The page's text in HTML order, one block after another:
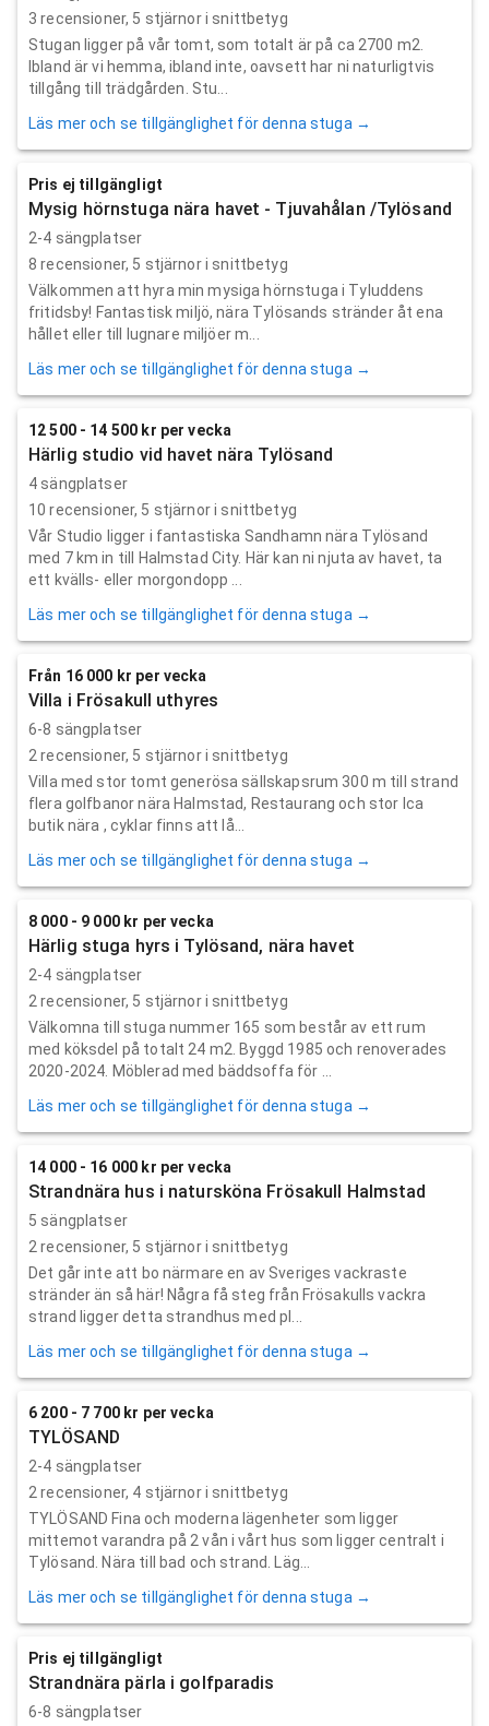
3 recensioner, 5 stjärnor i snittbetyg
Stugan ligger på vår tomt, som totalt är på ca 2700 m2.
Ibland är vi hemma, ibland inte, oavsett har ni naturligtvis
tillgång till trädgården. Stu...
Läs mer och se tillgänglighet för denna stuga →
Pris ej tillgängligt
Mysig hörnstuga nära havet - Tjuvahålan /Tylösand
2-4 sängplatser
8 recensioner, 5 stjärnor i snittbetyg
Välkommen att hyra min mysiga hörnstuga i Tyluddens
fritidsby! Fantastisk miljö, nära Tylösands stränder åt ena
hållet eller till lugnare miljöer m...
Läs mer och se tillgänglighet för denna stuga →
12 500 - 14 500 kr per vecka
Härlig studio vid havet nära Tylösand
4 sängplatser
10 recensioner, 5 stjärnor i snittbetyg
Vår Studio ligger i fantastiska Sandhamn nära Tylösand
med 7 km in till Halmstad City. Här kan ni njuta av havet, ta
ett kvälls- eller morgondopp ...
Läs mer och se tillgänglighet för denna stuga →
Från 16 000 kr per vecka
Villa i Frösakull uthyres
6-8 sängplatser
2 recensioner, 5 stjärnor i snittbetyg
Villa med stor tomt generösa sällskapsrum 300 m till strand
flera golfbanor nära Halmstad, Restaurang och stor Ica
butik nära , cyklar finns att lå...
Läs mer och se tillgänglighet för denna stuga →
8 000 - 9 000 kr per vecka
Härlig stuga hyrs i Tylösand, nära havet
2-4 sängplatser
2 recensioner, 5 stjärnor i snittbetyg
Välkomna till stuga nummer 165 som består av ett rum
med köksdel på totalt 24 m2. Byggd 1985 och renoverades
2020-2024. Möblerad med bäddsoffa för ...
Läs mer och se tillgänglighet för denna stuga →
14 000 - 16 000 kr per vecka
Strandnära hus i natursköna Frösakull Halmstad
5 sängplatser
2 recensioner, 5 stjärnor i snittbetyg
Det går inte att bo närmare en av Sveriges vackraste
stränder än så här! Några få steg från Frösakulls vackra
strand ligger detta strandhus med pl...
Läs mer och se tillgänglighet för denna stuga →
6 200 - 7 700 kr per vecka
TYLÖSAND
2-4 sängplatser
2 recensioner, 4 stjärnor i snittbetyg
TYLÖSAND Fina och moderna lägenheter som ligger
mittemot varandra på 2 vån i vårt hus som ligger centralt i
Tylösand. Nära till bad och strand. Läg...
Läs mer och se tillgänglighet för denna stuga →
Pris ej tillgängligt
Strandnära pärla i golfparadis
6-8 sängplatser